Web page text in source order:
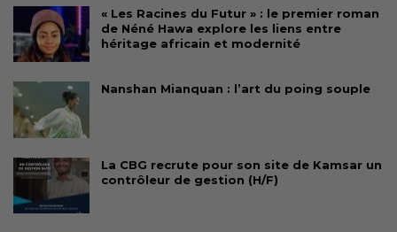
« Les Racines du Futur » : le premier roman
de Néné Hawa explore les liens entre
héritage africain et modernité
Nanshan Mianquan : l’art du poing souple
La CBG recrute pour son site de Kamsar un
contrôleur de gestion (H/F)